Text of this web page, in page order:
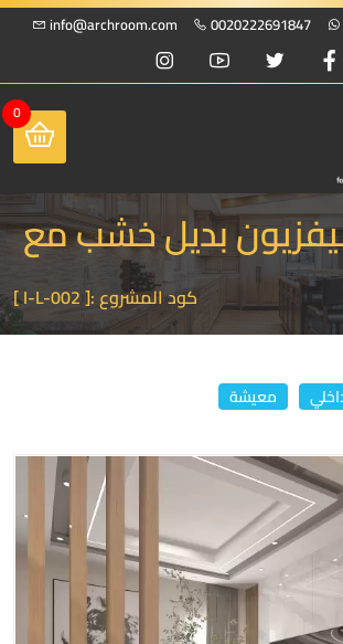
0020222691847
info@archroom.com
0
بديل خشب مع
كود المشروع :[ I-L-002 ]
معيشة